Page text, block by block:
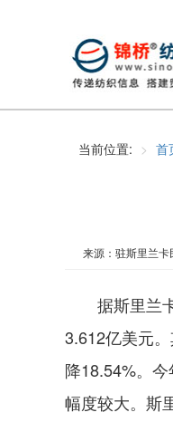
当前位置: 首
来源：驻斯里兰
据斯里兰
3.612亿美元
降18.54%。
幅度较大。斯